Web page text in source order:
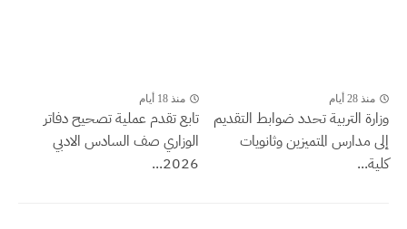
منذ 28 أيام
وزارة التربية تحدد ضوابط التقديم
إلى مدارس المتميزين وثانويات
كلية...
منذ 18 أيام
تابع تقدم عملية تصحيح دفاتر
الوزاري صف السادس الادبي
2026...